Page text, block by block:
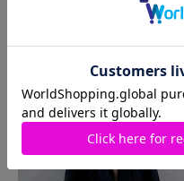
同じ商品を